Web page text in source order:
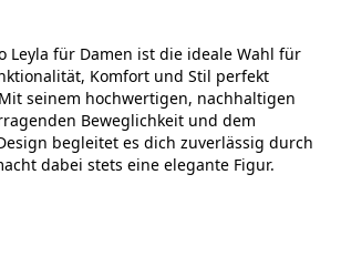
Leyla für Damen ist die ideale Wahl für
Komfort und Stil perfekt
seinem hochwertigen, nachhaltigen
Beweglichkeit und dem
begleitet es dich zuverlässig durch
dabei stets eine elegante Figur.